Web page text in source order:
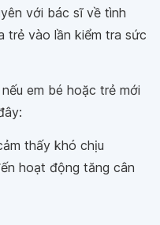
với bác sĩ về tình
trẻ vào lần kiểm tra sức
em bé hoặc trẻ mới
thấy khó chịu
hoạt động tăng cân